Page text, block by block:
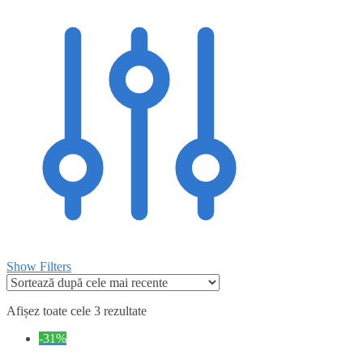
Show Filters
Afișez toate cele 3 rezultate
-31%